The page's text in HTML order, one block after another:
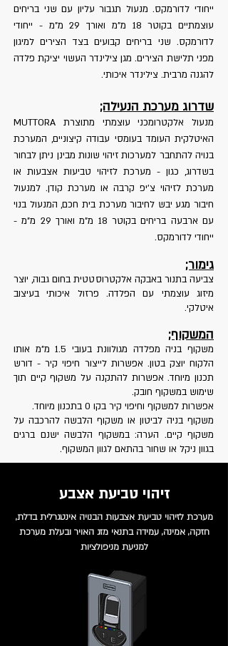
ייחודי לדורמקס. מנעול תגבור עליון עם שני בריחים
עוצמתיים בקוטר 18 מ"מ ואורך 29 מ"מ - ייחודי
לדורמקס. שני בריחים קבועים בצד הצירים למיגון
מפני תלישת הצירים. מגן צילינדר העשוי יציקת פלדה
להגנה מרבית. צילינדר איכותי.
שדרוג מערכת הנעילה;
מנעול אלקטרומכני עוצמתי מתוצרת MUTTORA
האיטלקית העומד בעומסי עבודה קיצוניים, המערכת
בנויה להתחבר למערכות זיהוי שונות מבינן ניתן לבחור
בשדרוג, כגון - מערכת לזיהוי טביעות אצבעות או
מערכת לזיהוי צ'יפ קרבה או מערכת קודן. למנעול
חיבור מגע יבש לחיבור מערכת בית חכם, המנעול בנוי
עם ארבעה בריחים בקוטר 18 מ"מ ואורך 29 מ"מ -
ייחודי לדורמקס.
גימור;
צביעה בתנור באבקה אלקטרוסטטית בחום גבוה, יוצר
מיזוג עוצמתי עם הפלדה. פרזול איכותי בעיצוב
איטלקי.
המשקוף;
משקוף בניה מפלדה מגולוונת בעובי 1.5 מ"מ אותו
הלקוח יוצק בטון. אפשרות לייצור חיפוי קיר - דורש
תכנון מיוחד. אפשרות להתקנה על משקוף קיים תוך
שימוש במשקוף חובק.
אפשרות למשקוף וחיפוי קיר בקו 0 בתכנון מיוחד.
משקוף בניה לביטון או משקוף הלבשה להרכבה על
משקוף קיים. הערה: במשקוף הלבשה ישנם ברגים
בגוון ניקל או שחור בהתאם לגוון המשקוף.
זיהוי טביעת אצבע
מערכת לזיהוי טביעת אצבעות הבנויה אינטגרלית בדלת,
חזקה, אמינה, עמידה בתנאי מזג האויר ובעלת מערכת
למניעת מניפולציות